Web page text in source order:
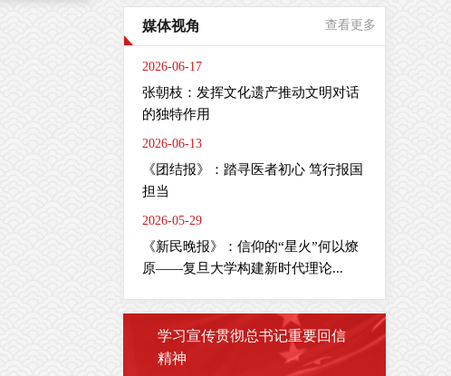
媒体视角 查看更多
2026-06-17
张朝枝：发挥文化遗产推动文明对话
的独特作用
2026-06-13
《团结报》：踏寻医者初心 笃行报国
担当
2026-05-29
《新民晚报》：信仰的“星火”何以燎
原——复旦大学构建新时代理论...
学习宣传贯彻总书记重要回信
精神